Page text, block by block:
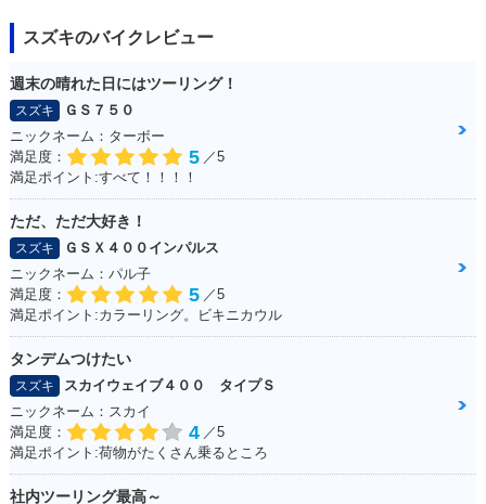
スズキのバイクレビュー
週末の晴れた日にはツーリング！
スズキ
ＧＳ７５０
ニックネーム：ターボー
満足度：
5 ／5
満足ポイント:すべて！！！！
ただ、ただ大好き！
スズキ
ＧＳＸ４００インパルス
ニックネーム：パル子
満足度：
5 ／5
満足ポイント:カラーリング。ビキニカウル
タンデムつけたい
スズキ
スカイウェイブ４００ タイプＳ
ニックネーム：スカイ
満足度：
4 ／5
満足ポイント:荷物がたくさん乗るところ
社内ツーリング最高～